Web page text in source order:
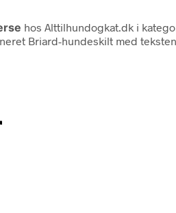
hos Alttilhundogkat.dk i
Briard-hundeskilt med teksten: